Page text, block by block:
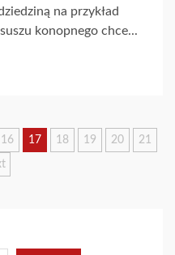
na przykład
konopnego chce...
16 17 18 19 20 21